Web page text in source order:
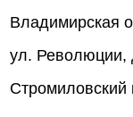
Владимирская
ул.
Стромиловский